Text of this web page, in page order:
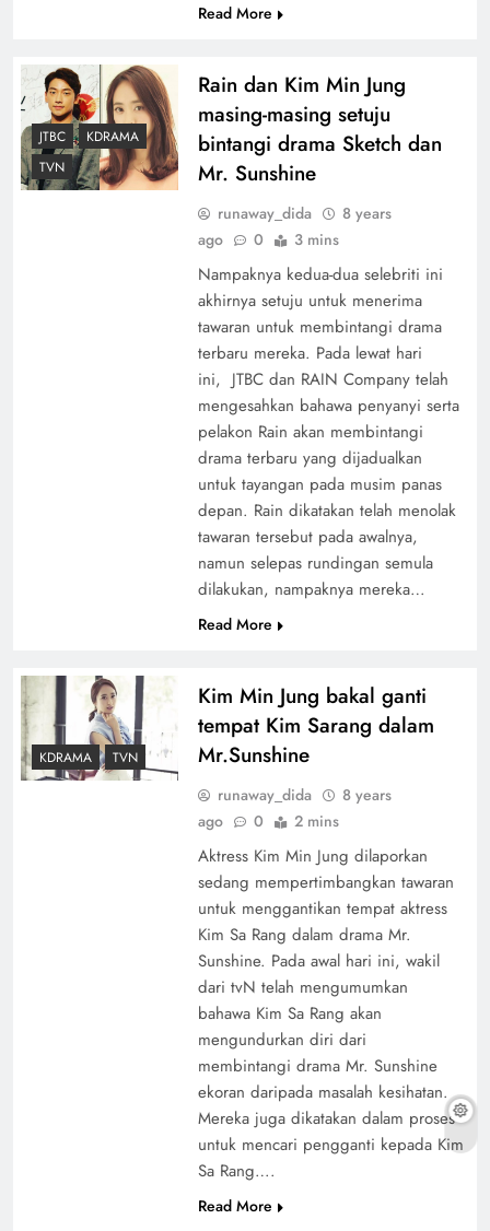
Read More
JTBC
KDRAMA
TVN
Rain dan Kim Min Jung
masing-masing setuju
bintangi drama Sketch dan
Mr. Sunshine
runaway_dida
8 years
ago
0 3 mins
Nampaknya kedua-dua selebriti ini
akhirnya setuju untuk menerima
tawaran untuk membintangi drama
terbaru mereka. Pada lewat hari
ini, JTBC dan RAIN Company telah
mengesahkan bahawa penyanyi serta
pelakon Rain akan membintangi
drama terbaru yang dijadualkan
untuk tayangan pada musim panas
depan. Rain dikatakan telah menolak
tawaran tersebut pada awalnya,
namun selepas rundingan semula
dilakukan, nampaknya mereka…
Read More
KDRAMA TVN
Kim Min Jung bakal ganti
tempat Kim Sarang dalam
Mr.Sunshine
runaway_dida
8 years
ago
0 2 mins
Aktress Kim Min Jung dilaporkan
sedang mempertimbangkan tawaran
untuk menggantikan tempat aktress
Kim Sa Rang dalam drama Mr.
Sunshine. Pada awal hari ini, wakil
dari tvN telah mengumumkan
bahawa Kim Sa Rang akan
mengundurkan diri dari
membintangi drama Mr. Sunshine
ekoran daripada masalah kesihatan.
Mereka juga dikatakan dalam proses
untuk mencari pengganti kepada Kim
Sa Rang….
Read More